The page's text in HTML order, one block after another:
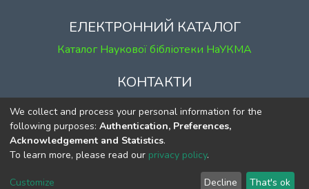
ЕЛЕКТРОННИЙ КАТАЛОГ
Каталог Наукової бібліотеки НаУКМА
КОНТАКТИ
м. Київ, вул. Григорія Сковороди, 2
к. 1, к. 120
тел. (044) 463-69-31
ekmair@ukma.edu.ua
We collect and process your personal information for the
following purposes: Authentication, Preferences,
Acknowledgement and Statistics.
To learn more, please read our privacy policy.
Customize Decline That's ok